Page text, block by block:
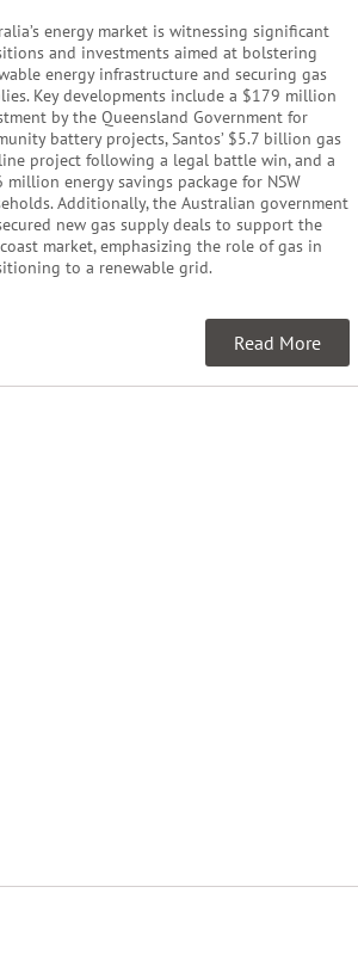
energy market is witnessing significant
and investments aimed at bolstering
energy infrastructure and securing gas
Key developments include a $179 million
by the Queensland Government for
battery projects, Santos’ $5.7 billion gas
project following a legal battle win, and a
million energy savings package for NSW
Additionally, the Australian government
new gas supply deals to support the
market, emphasizing the role of gas in
to a renewable grid.
Read More